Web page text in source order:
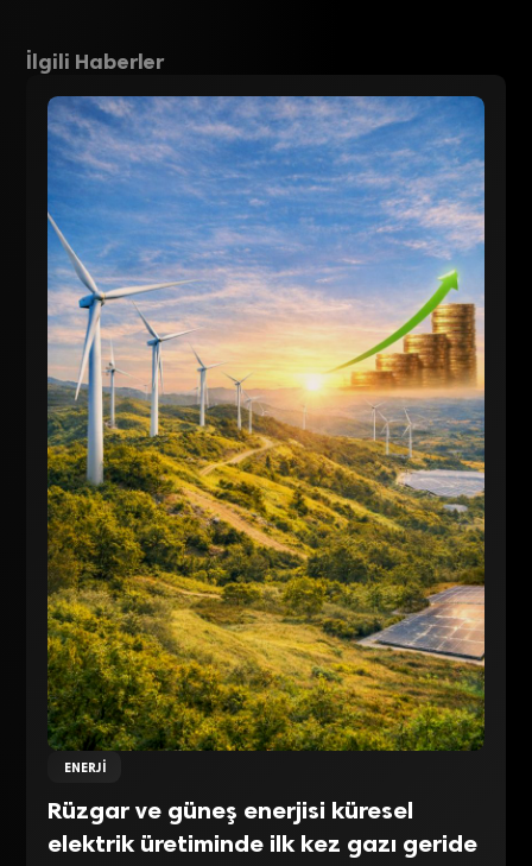
İlgili Haberler
ENERJI
Rüzgar ve güneş enerjisi küresel
elektrik üretiminde ilk kez gazı geride